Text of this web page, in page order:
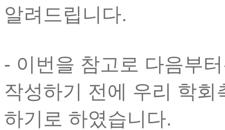
알려드립니다.
- 이번을 참고로 다음부
작성하기 전에 우리 학
하기로 하였습니다.